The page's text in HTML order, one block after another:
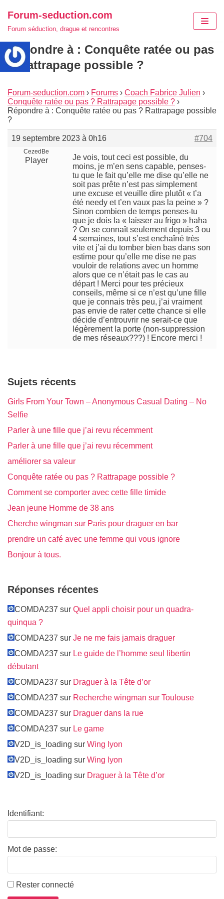
Aller
au
Forum-seduction.com
Forum séduction, drague et rencontres
Répondre à : Conquête ratée ou pas
? Rattrapage possible ?
Forum-seduction.com › Forums › Coach Fabrice Julien ›
Conquête ratée ou pas ? Rattrapage possible ? ›
Répondre à : Conquête ratée ou pas ? Rattrapage possible
?
19 septembre 2023 à 0h16 #704
CezedBe
Player
Je vois, tout ceci est possible, du
moins, je m’en sens capable, penses-
tu que le fait qu’elle me dise qu’elle ne
soit pas prête n’est pas simplement
une excuse et veuille dire plutôt « t’a
été needy et t’en vaux pas la peine » ?
Sinon combien de temps penses-tu
que je dois la « laisser au frigo » haha
? On se connaît seulement depuis 3 ou
4 semaines, tout s’est enchaîné très
vite et j’ai du tomber bien bas dans son
estime pour qu’elle me dise ne pas
vouloir de relations avec un homme
alors que ce n’était pas le cas au
départ ! Merci pour tes précieux
conseils, même si ce n’est qu’une fille
que je connais très peu, j’ai vraiment
pas envie de rater cette chance si elle
décide d’entrouvrir ne serait-ce que
légèrement la porte (non-suppression
de mes réseaux???) ! Encore merci !
Sujets récents
Girls From Your Town – Anonymous Casual Dating – No
Selfie
Parler à une fille que j’ai revu récemment
Parler à une fille que j’ai revu récemment
améliorer sa valeur
Conquête ratée ou pas ? Rattrapage possible ?
Comment se comporter avec cette fille timide
Jean jeune Homme de 38 ans
Cherche wingman sur Paris pour draguer en bar
prendre un café avec une femme qui vous ignore
Bonjour à tous.
Réponses récentes
COMDA237 sur Quel appli choisir pour un quadra-
quinqua ?
COMDA237 sur Je ne me fais jamais draguer
COMDA237 sur Le guide de l’homme seul libertin
débutant
COMDA237 sur Draguer à la Tête d’or
COMDA237 sur Recherche wingman sur Toulouse
COMDA237 sur Draguer dans la rue
COMDA237 sur Le game
V2D_is_loading sur Wing lyon
V2D_is_loading sur Wing lyon
V2D_is_loading sur Draguer à la Tête d’or
Identifiant:
Mot de passe:
Rester connecté